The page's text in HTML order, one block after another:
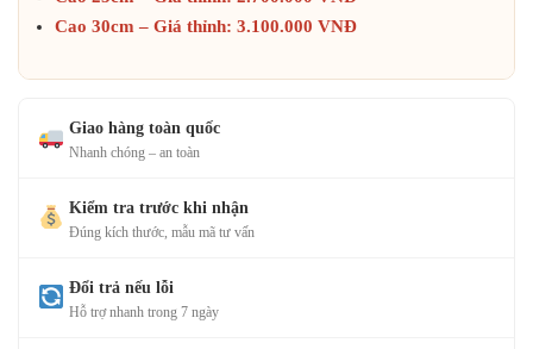
Cao 30cm – Giá thỉnh: 3.100.000 VNĐ
Giao hàng toàn quốc
Nhanh chóng – an toàn
Kiểm tra trước khi nhận
Đúng kích thước, mẫu mã tư vấn
Đổi trả nếu lỗi
Hỗ trợ nhanh trong 7 ngày